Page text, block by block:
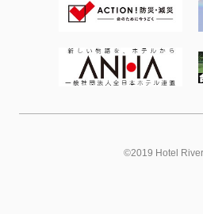
©2019 Hotel